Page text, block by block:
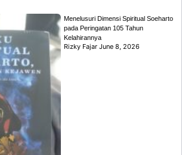
Menelusuri Dimensi Spiritual Soeharto
pada Peringatan 105 Tahun
Kelahirannya
Rizky FajarJune 8, 2026